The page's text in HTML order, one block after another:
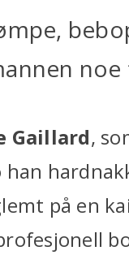
Gaillard,
han
på en